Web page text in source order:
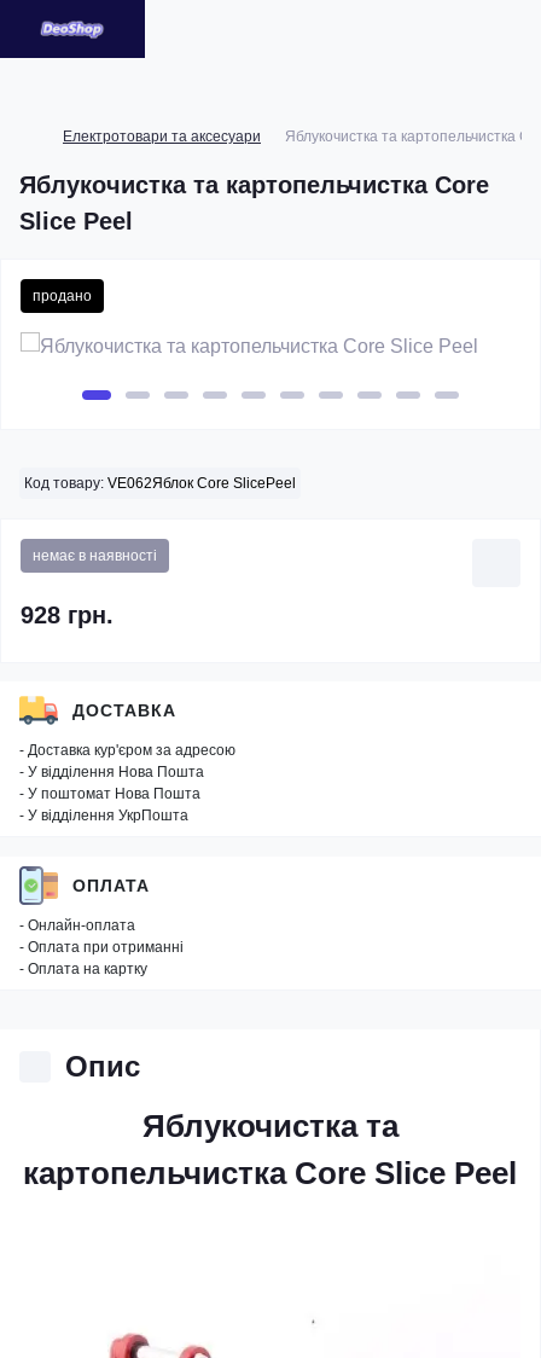
Електротовари та аксесуари Яблукочистка та картопельчистка
Яблукочистка та картопельчистка Core
Slice Peel
продано
Код товару: VE062Яблок Core SlicePeel
немає в наявності
928 грн.
ДОСТАВКА
- Доставка кур'єром за адресою
- У відділення Нова Пошта
- У поштомат Нова Пошта
- У відділення УкрПошта
ОПЛАТА
- Онлайн-оплата
- Оплата при отриманні
- Оплата на картку
Опис
Яблукочистка та
картопельчистка Core Slice Peel